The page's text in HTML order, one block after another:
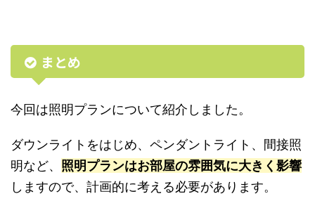
まとめ
今回は照明プランについて紹介しました。
ダウンライトをはじめ、ペンダントライト、間接照
明など、 照明プランはお部屋の雰囲気に大きく影響
しますので、計画的に考える必要があります。